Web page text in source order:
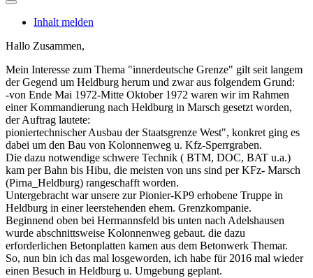
Inhalt melden
Hallo Zusammen,
Mein Interesse zum Thema "innerdeutsche Grenze" gilt seit langem
der Gegend um Heldburg herum und zwar aus folgendem Grund:
-von Ende Mai 1972-Mitte Oktober 1972 waren wir im Rahmen
einer Kommandierung nach Heldburg in Marsch gesetzt worden,
der Auftrag lautete:
pioniertechnischer Ausbau der Staatsgrenze West", konkret ging es
dabei um den Bau von Kolonnenweg u. Kfz-Sperrgraben.
Die dazu notwendige schwere Technik ( BTM, DOC, BAT u.a.)
kam per Bahn bis Hibu, die meisten von uns sind per KFz- Marsch
(Pirna_Heldburg) rangeschafft worden.
Untergebracht war unsere zur Pionier-KP9 erhobene Truppe in
Heldburg in einer leerstehenden ehem. Grenzkompanie.
Beginnend oben bei Hermannsfeld bis unten nach Adelshausen
wurde abschnittsweise Kolonnenweg gebaut. die dazu
erforderlichen Betonplatten kamen aus dem Betonwerk Themar.
So, nun bin ich das mal losgeworden, ich habe für 2016 mal wieder
einen Besuch in Heldburg u. Umgebung geplant.